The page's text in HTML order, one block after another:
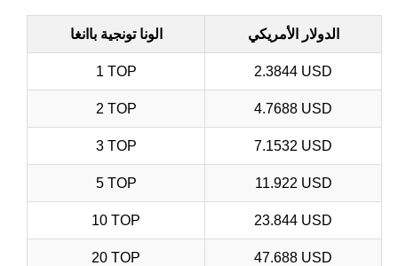
الونا تونجية باانغا الدولار الأمريكي
1 TOP 2.3844 USD
2 TOP 4.7688 USD
3 TOP 7.1532 USD
5 TOP 11.922 USD
10 TOP 23.844 USD
20 TOP 47.688 USD